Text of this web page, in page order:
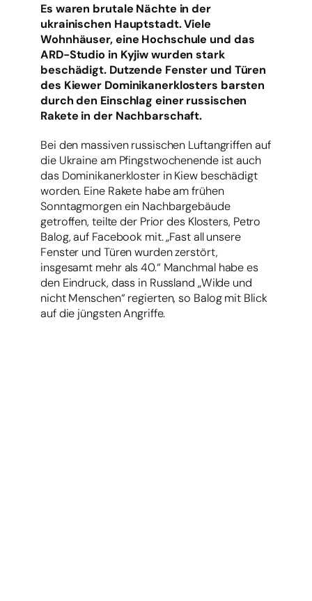
Es waren brutale Nächte in der
ukrainischen Hauptstadt. Viele
Wohnhäuser, eine Hochschule und das
ARD-Studio in Kyjiw wurden stark
beschädigt. Dutzende Fenster und Türen
des Kiewer Dominikanerklosters barsten
durch den Einschlag einer russischen
Rakete in der Nachbarschaft.
Bei den massiven russischen Luftangriffen auf
die Ukraine am Pfingstwochenende ist auch
das Dominikanerkloster in Kiew beschädigt
worden. Eine Rakete habe am frühen
Sonntagmorgen ein Nachbargebäude
getroffen, teilte der Prior des Klosters, Petro
Balog, auf Facebook mit. „Fast all unsere
Fenster und Türen wurden zerstört,
insgesamt mehr als 40.“ Manchmal habe es
den Eindruck, dass in Russland „Wilde und
nicht Menschen“ regierten, so Balog mit Blick
auf die jüngsten Angriffe.